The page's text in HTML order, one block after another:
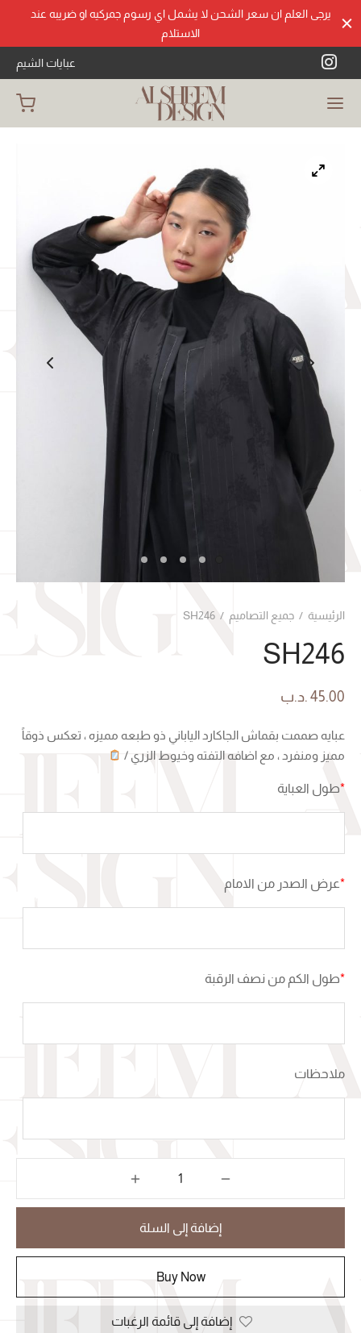
يرجى العلم ان سعر الشحن لا يشمل اي رسوم جمركيه او ضريبه عند
الاستلام
عبايات الشيم
الرئيسية / جميع التصاميم /
SH246
45.00 .د.ب
عبايه صممت بقماش الجاكارد الياباني ذو طبعه مميزه ، تعكس ذوقاً
مميز ومنفرد ، مع اضافه التفته وخيوط الزري /
*طول العباية
*عرض الصدر من الامام
*طول الكم من نصف الرقبة
ملاحظات
إضافة إلى السلة
Buy Now
إضافة إلى قائمة الرغبات